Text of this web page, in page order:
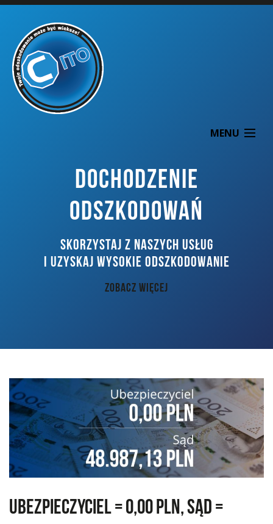
MENU
DOCHODZENIE ODSZKODOWAŃ
KONTAKT
DOCHODZENIE
ODSZKODOWAŃ
SKORZYSTAJ Z NASZYCH USŁUG
I UZYSKAJ WYSOKIE ODSZKODOWANIE
ZOBACZ WIĘCEJ
Ubezpieczyciel = 0,00 PLN, Sąd =